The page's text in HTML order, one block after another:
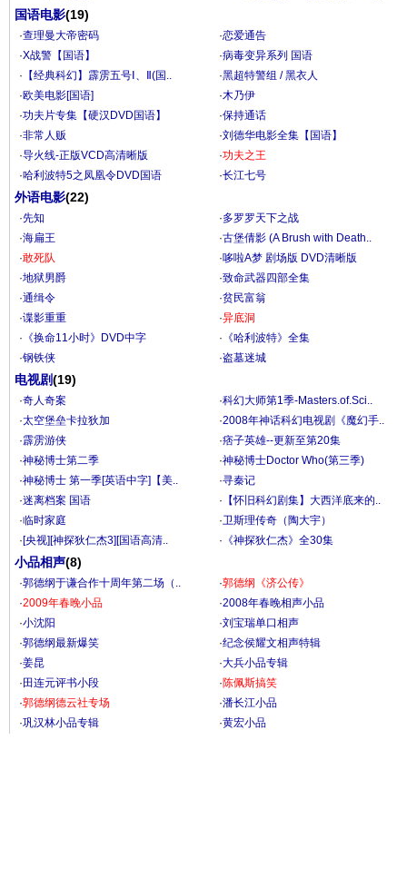
国语电影(19)
·查理曼大帝密码 ·恋爱通告
·X战警【国语】 ·病毒变异系列 国语
· 【经典科幻】霹雳五号Ⅰ、Ⅱ(国.. ·黑超特警组 / 黑衣人
·欧美电影[国语] ·木乃伊
·功夫片专集【硬汉DVD国语】 ·保持通话
·非常人贩 ·刘德华电影全集【国语】
·导火线-正版VCD高清晰版 ·功夫之王
·哈利波特5之凤凰令DVD国语 ·长江七号
外语电影(22)
·先知 ·多罗罗天下之战
·海扁王 ·古堡倩影 (A Brush with Death..
·敢死队 ·哆啦A梦 剧场版 DVD清晰版
·地狱男爵 ·致命武器四部全集
·通缉令 ·贫民富翁
·谍影重重 ·异底洞
· 《换命11小时》DVD中字 · 《哈利波特》全集
·钢铁侠 ·盗墓迷城
电视剧(19)
·奇人奇案 ·科幻大师第1季-Masters.of.Sci..
·太空堡垒卡拉狄加 ·2008年神话科幻电视剧《魔幻手..
·霹雳游侠 ·痞子英雄--更新至第20集
·神秘博士第二季 ·神秘博士Doctor Who(第三季)
·神秘博士 第一季[英语中字]【美.. ·寻秦记
·迷离档案 国语 · 【怀旧科幻剧集】大西洋底来的..
·临时家庭 ·卫斯理传奇（陶大宇）
·[央视][神探狄仁杰3][国语高清.. · 《神探狄仁杰》全30集
小品相声(8)
·郭德纲于谦合作十周年第二场（.. ·郭德纲《济公传》
·2009年春晚小品 ·2008年春晚相声小品
·小沈阳 ·刘宝瑞单口相声
·郭德纲最新爆笑 ·纪念侯耀文相声特辑
·姜昆 ·大兵小品专辑
· 田连元评书小段 ·陈佩斯搞笑
·郭德纲德云社专场 ·潘长江小品
·巩汉林小品专辑 ·黄宏小品